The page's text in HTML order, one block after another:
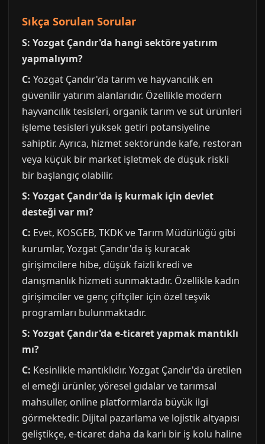
Sıkça Sorulan Sorular
S: Yozgat Çandır'da hangi sektöre yatırım
yapmalıyım?
C: Yozgat Çandır'da tarım ve hayvancılık en
güvenilir yatırım alanlarıdır. Özellikle modern
hayvancılık tesisleri, organik tarım ve süt ürünleri
işleme tesisleri yüksek getiri potansiyeline
sahiptir. Ayrıca, hizmet sektöründe kafe, restoran
veya küçük bir market işletmek de düşük riskli
bir başlangıç olabilir.
S: Yozgat Çandır'da iş kurmak için devlet
desteği var mı?
C: Evet, KOSGEB, TKDK ve Tarım Müdürlüğü gibi
kurumlar, Yozgat Çandır'da iş kuracak
girişimcilere hibe, düşük faizli kredi ve
danışmanlık hizmeti sunmaktadır. Özellikle kadın
girişimciler ve genç çiftçiler için özel teşvik
programları bulunmaktadır.
S: Yozgat Çandır'da e-ticaret yapmak mantıklı
mı?
C: Kesinlikle mantıklıdır. Yozgat Çandır'da üretilen
el emeği ürünler, yöresel gıdalar ve tarımsal
mahsuller, online platformlarda büyük ilgi
görmektedir. Dijital pazarlama ve lojistik altyapısı
geliştikçe, e-ticaret daha da karlı bir iş kolu haline